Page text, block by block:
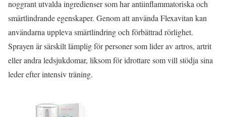
noggrant utvalda ingredienser som har antiinflammatoriska och
smärtlindrande egenskaper. Genom att använda Flexavitan kan
användarna uppleva smärtlindring och förbättrad rörlighet.
Sprayen är särskilt lämplig för personer som lider av artros, artrit
eller andra ledsjukdomar, liksom för idrottare som vill stödja sina
leder efter intensiv träning.